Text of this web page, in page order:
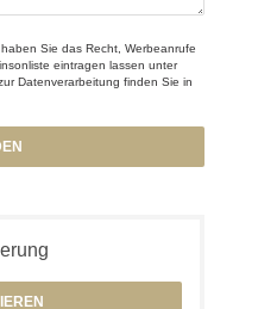
Sie das Recht, Werbeanrufe
eintragen lassen unter
Datenverarbeitung finden Sie in